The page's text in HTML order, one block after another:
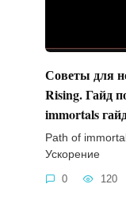
Советы для
Rising. Гайд
immortals
Path of
Ускорение
0 120